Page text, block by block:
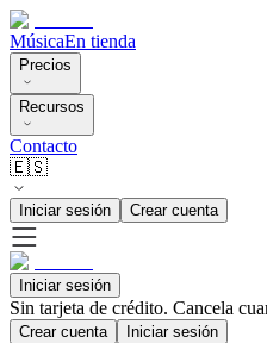
MúsicaEn tienda
Precios
Recursos
Contacto
🇪🇸
Iniciar sesión Crear cuenta
Iniciar sesión
Sin tarjeta de crédito. Cancela
Crear cuenta Iniciar sesión